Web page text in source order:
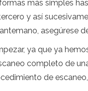
más simples
y así
asegúrese
ya que ya
completo de
de